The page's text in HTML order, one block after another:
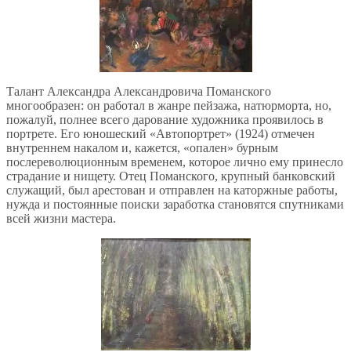
Талант Александра Александровича Поманского
многообразен: он работал в жанре пейзажа, натюрморта, но,
пожалуй, полнее всего дарование художника проявилось в
портрете. Его юношеский «Автопортрет» (1924) отмечен
внутреннем накалом и, кажется, «опален» бурным
послереволюционным временем, которое лично ему принесло
страдание и нищету. Отец Поманского, крупный банковский
служащий, был арестован и отправлен на каторжные работы,
нужда и постоянные поиски заработка становятся спутниками
всей жизни мастера.